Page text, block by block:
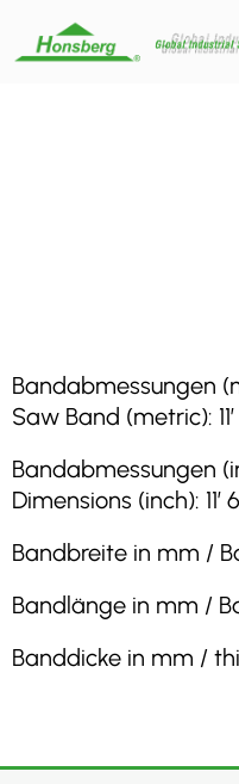
Bandabmessungen
Saw Band (metric): 11′
Bandabmessungen
Dimensions (inch): 11′
Bandbreite in mm /
Bandlänge in mm /
Banddicke in mm /